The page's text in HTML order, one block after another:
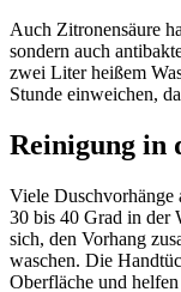
Auch Zitronensäure
sondern auch
zwei Liter heißem
Stunde einweichen,
Reinigung in
Viele Duschvorhänge
30 bis 40 Grad in der
sich, den Vorhang
waschen. Die
Oberfläche und